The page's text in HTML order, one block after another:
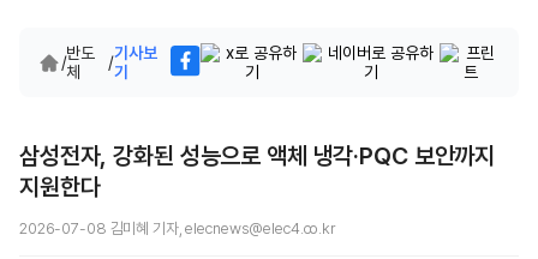
/반도
체
/기사보
기
삼성전자, 강화된 성능으로 액체 냉각·PQC 보안까지
지원한다
2026-07-08 김미혜 기자, elecnews@elec4.co.kr